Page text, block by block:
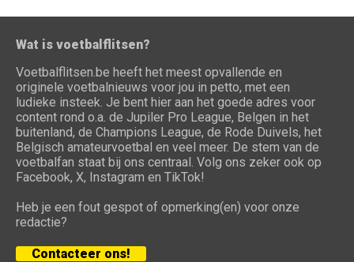
Wat is voetbalflitsen?
Voetbalflitsen.be heeft het meest opvallende en
originele voetbalnieuws voor jou in petto, met een
ludieke insteek. Je bent hier aan het goede adres voor
content rond o.a. de Jupiler Pro League, Belgen in het
buitenland, de Champions League, de Rode Duivels, het
Belgisch amateurvoetbal en veel meer. De stem van de
voetbalfan staat bij ons centraal. Volg ons zeker ook op
Facebook, X, Instagram en TikTok!
Heb je een fout gespot of opmerking(en) voor onze
redactie?
Contacteer ons!